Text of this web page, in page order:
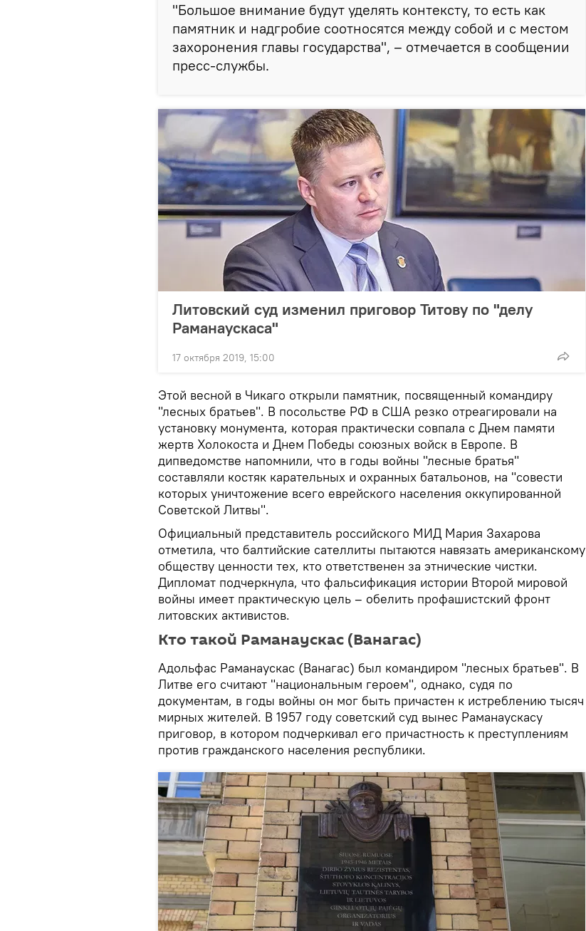
"Большое внимание будут уделять контексту, то есть как
памятник и надгробие соотносятся между собой и с местом
захоронения главы государства", – отмечается в сообщении
пресс-службы.
Литовский суд изменил приговор Титову по "делу
Раманаускаса"
17 октября 2019, 15:00
Этой весной в Чикаго открыли памятник, посвященный командиру
"лесных братьев". В посольстве РФ в США резко отреагировали на
установку монумента, которая практически совпала с Днем памяти
жертв Холокоста и Днем Победы союзных войск в Европе. В
дипведомстве напомнили, что в годы войны "лесные братья"
составляли костяк карательных и охранных батальонов, на "совести
которых уничтожение всего еврейского населения оккупированной
Советской Литвы".
Официальный представитель российского МИД Мария Захарова
отметила, что балтийские сателлиты пытаются навязать американскому
обществу ценности тех, кто ответственен за этнические чистки.
Дипломат подчеркнула, что фальсификация истории Второй мировой
войны имеет практическую цель – обелить профашистский фронт
литовских активистов.
Кто такой Раманаускас (Ванагас)
Адольфас Раманаускас (Ванагас) был командиром "лесных братьев". В
Литве его считают "национальным героем", однако, судя по
документам, в годы войны он мог быть причастен к истреблению тысяч
мирных жителей. В 1957 году советский суд вынес Раманаускасу
приговор, в котором подчеркивал его причастность к преступлениям
против гражданского населения республики.